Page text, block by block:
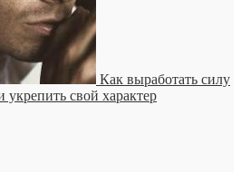
Как выработать силу
свой характер